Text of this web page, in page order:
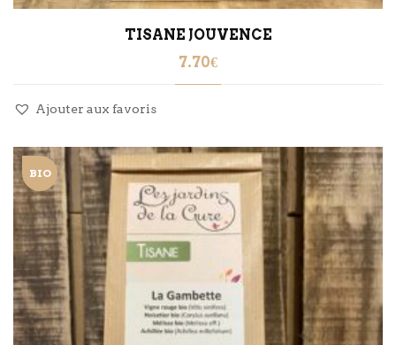
TISANE JOUVENCE
7.70€
Ajouter aux favoris
BIO